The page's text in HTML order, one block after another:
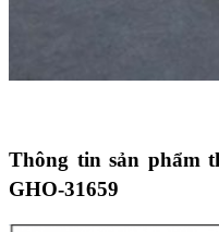
Thông tin sản phẩm
GHO-31659